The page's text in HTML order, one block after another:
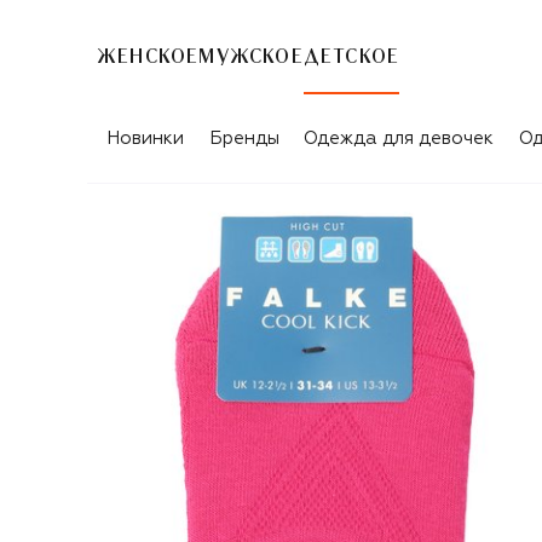
ЖЕНСКОЕ МУЖСКОЕ ДЕТСКОЕ
Новинки Бренды Одежда для девочек